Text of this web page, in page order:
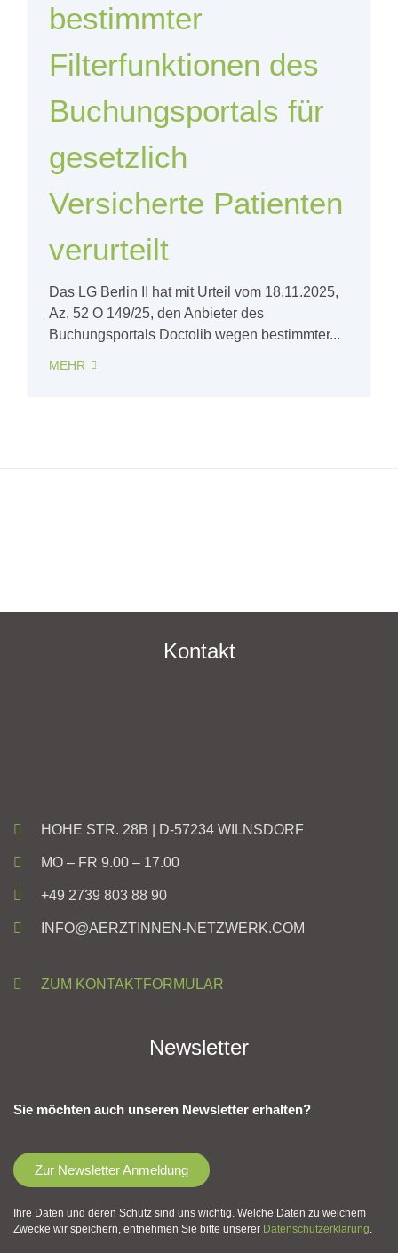
bestimmter
Filterfunktionen des
Buchungsportals für
gesetzlich
Versicherte Patienten
verurteilt
Das LG Berlin II hat mit Urteil vom 18.11.2025,
Az. 52 O 149/25, den Anbieter des
Buchungsportals Doctolib wegen bestimmter...
MEHR
Kontakt
HOHE STR. 28B | D-57234 WILNSDORF
MO – FR 9.00 – 17.00
+49 2739 803 88 90
INFO@AERZTINNEN-NETZWERK.COM
ZUM KONTAKTFORMULAR
Newsletter
Sie möchten auch unseren Newsletter erhalten?
Zur Newsletter Anmeldung
Ihre Daten und deren Schutz sind uns wichtig. Welche Daten zu welchem
Zwecke wir speichern, entnehmen Sie bitte unserer Datenschutzerklärung.